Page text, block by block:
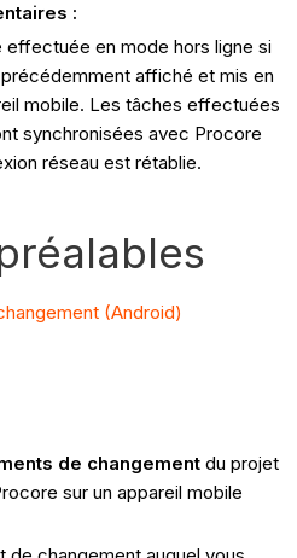
:
en mode hors ligne si
affiché et mis en
mobile. Les tâches effectuées
synchronisées avec Procore
réseau est rétablie.
(Android)
de changementdu projet
sur un appareil mobile